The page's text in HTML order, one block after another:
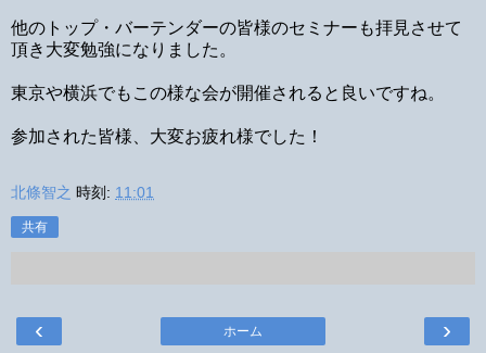
他のトップ・バーテンダーの皆様のセミナーも拝見させて
頂き大変勉強になりました。
東京や横浜でもこの様な会が開催されると良いですね。
参加された皆様、大変お疲れ様でした！
北條智之 時刻: 11:01
共有
‹ ›
ホーム